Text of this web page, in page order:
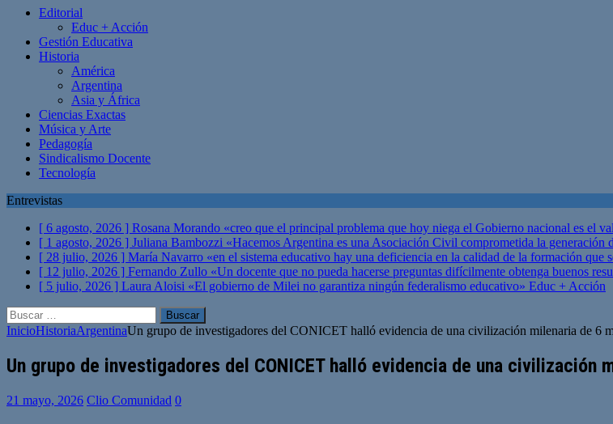
Editorial
Educ + Acción
Gestión Educativa
Historia
América
Argentina
Asia y África
Ciencias Exactas
Música y Arte
Pedagogía
Sindicalismo Docente
Tecnología
Entrevistas
[ 6 agosto, 2026 ] Rosana Morando «creo que el principal problema que hoy niega el Gobierno nacional es el
[ 1 agosto, 2026 ] Juliana Bambozzi «Hacemos Argentina es una Asociación Civil comprometida la generación
[ 28 julio, 2026 ] María Navarro «en el sistema educativo hay una deficiencia en la calidad de la formación que
[ 12 julio, 2026 ] Fernando Zullo «Un docente que no pueda hacerse preguntas difícilmente obtenga buenos
[ 5 julio, 2026 ] Laura Aloisi «El gobierno de Milei no garantiza ningún federalismo educativo» Educ + Acción
Buscar:
InicioHistoriaArgentinaUn grupo de investigadores del CONICET halló evidencia de una civilización milenaria de 6
Un grupo de investigadores del CONICET halló evidencia de una civilización
21 mayo, 2026 Clio Comunidad 0